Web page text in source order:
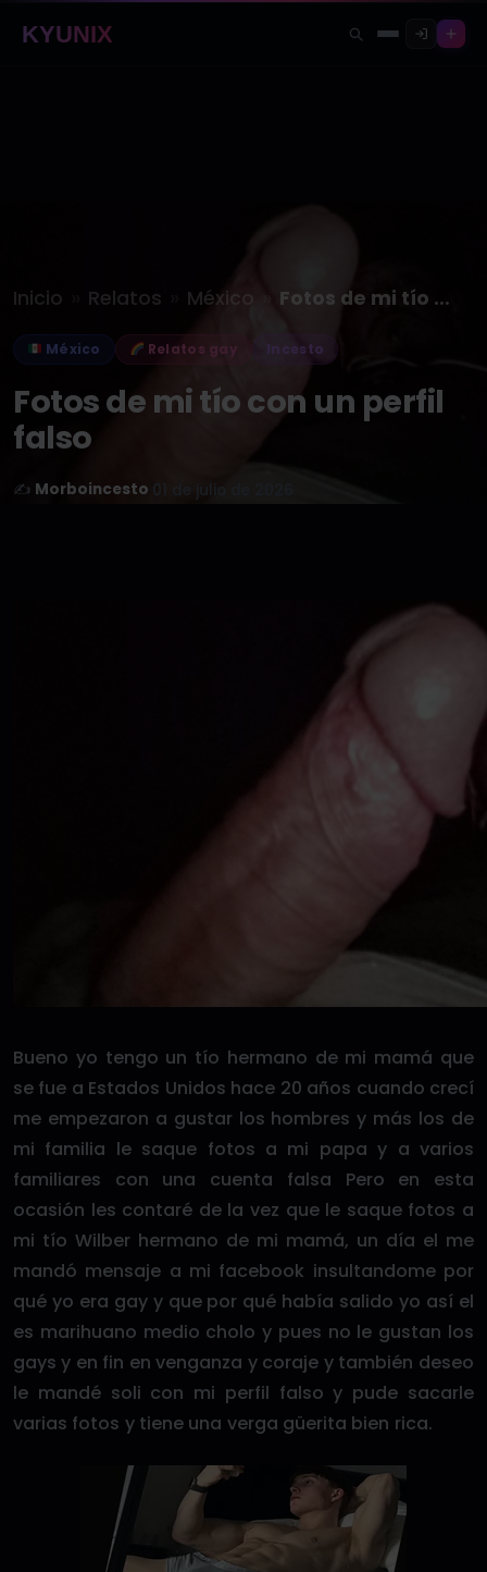
KYUNIX
Inicio Relatos México Fotos de mi tío con un…
México Relatos gay Incesto
Fotos de mi tío con un perfil
falso
✍️ Morboincesto 01 de julio de 2026
Bueno yo tengo un tío hermano de mi mamá que
se fue a Estados Unidos hace 20 años cuando crecí
me empezaron a gustar los hombres y más los de
mi familia le saque fotos a mi papa y a varios
familiares con una cuenta falsa Pero en esta
ocasión les contaré de la vez que le saque fotos a
mi tío Wilber hermano de mi mamá, un día el me
mandó mensaje a mi facebook insultandome por
qué yo era gay y que por qué había salido yo así el
es marihuano medio cholo y pues no le gustan los
gays y en fin en venganza y coraje y también deseo
le mandé soli con mi perfil falso y pude sacarle
varias fotos y tiene una verga güerita bien rica.